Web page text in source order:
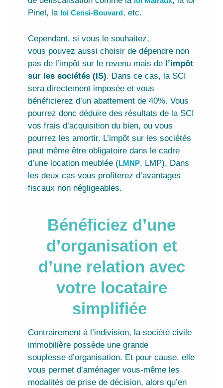
Pinel, la loi Censi-Bouvard, etc.
Cependant, si vous le souhaitez,
vous pouvez aussi choisir de dépendre non
pas de l’impôt sur le revenu mais de l’impôt
sur les sociétés (IS). Dans ce cas, la SCI
sera directement imposée et vous
bénéficierez d’un abattement de 40%. Vous
pourrez donc déduire des résultats de la SCI
vos frais d’acquisition du bien, ou vous
pourrez les amortir. L’impôt sur les sociétés
peut même être obligatoire dans le cadre
d’une location meublée (LMNP, LMP). Dans
les deux cas vous profiterez d’avantages
fiscaux non négligeables.
Bénéficiez d’une
d’organisation et
d’une relation avec
votre locataire
simplifiée
Contrairement à l’indivision, la société civile
immobilière possède une grande
souplesse d’organisation. Et pour cause, elle
vous permet d’aménager vous-même les
modalités de prise de décision, alors qu’en